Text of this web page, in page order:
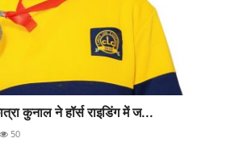
कुनाल ने हॉर्स राइडिंग में ज...
50